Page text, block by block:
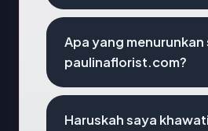
Apa yang menurunkan
paulinaflorist.com?
Haruskah saya